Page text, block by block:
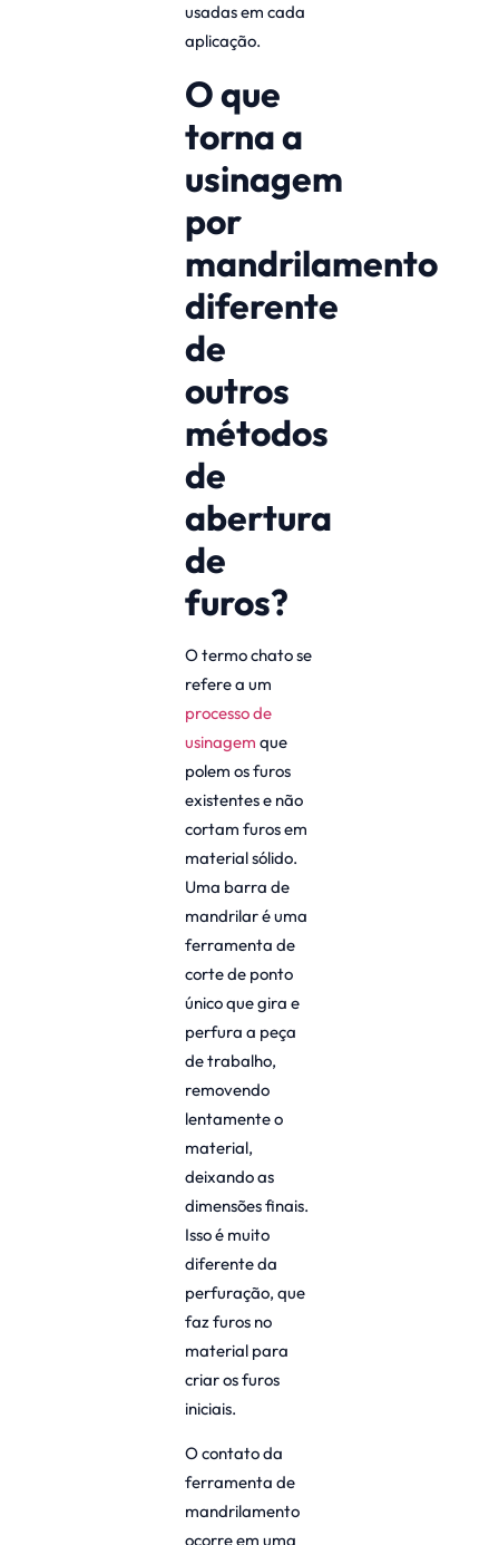
usadas em cada
aplicação.
O que
torna a
usinagem
por
mandrilamento
diferente
de
outros
métodos
de
abertura
de
furos?
O termo chato se
refere a um
processo de
usinagem que
polem os furos
existentes e não
cortam furos em
material sólido.
Uma barra de
mandrilar é uma
ferramenta de
corte de ponto
único que gira e
perfura a peça
de trabalho,
removendo
lentamente o
material,
deixando as
dimensões finais.
Isso é muito
diferente da
perfuração, que
faz furos no
material para
criar os furos
iniciais.
O contato da
ferramenta de
mandrilamento
ocorre em uma